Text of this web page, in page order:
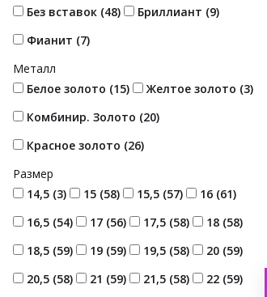
Без вставок (48) Бриллиант (9)
Фианит (7)
Металл
Белое золото (15) Желтое золото (3)
Комбинир. Золото (20)
Красное золото (26)
Размер
14,5 (3) 15 (58) 15,5 (57) 16 (61)
16,5 (54) 17 (56) 17,5 (58) 18 (58)
18,5 (59) 19 (59) 19,5 (58) 20 (59)
20,5 (58) 21 (59) 21,5 (58) 22 (59)